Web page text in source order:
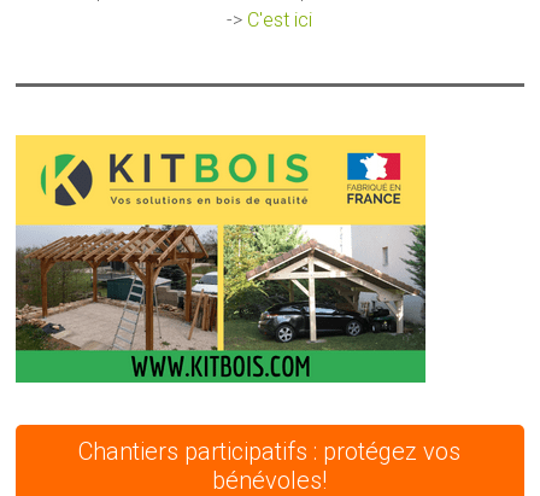
-> C'est ici
Chantiers participatifs : protégez vos
bénévoles!